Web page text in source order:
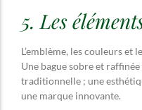
5. Les
L’emblème, les couleurs et
Une bague sobre et
traditionnelle ; une
une marque innovante.